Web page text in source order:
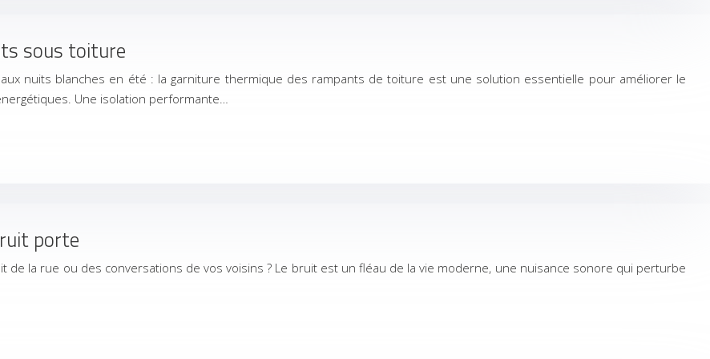
sous toiture
nuits blanches en été : la garniture thermique des rampants de toiture est une solution essentielle pour améliorer le
Une isolation performante…
porte
de la rue ou des conversations de vos voisins ? Le bruit est un fléau de la vie moderne, une nuisance sonore qui perturbe